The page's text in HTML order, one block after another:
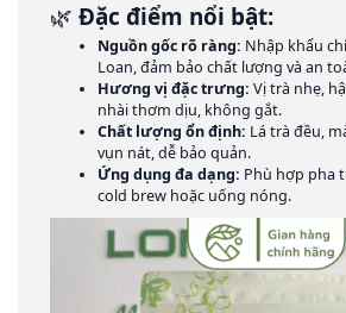
🌿 Đặc điểm nổi bật:
Nguồn gốc rõ ràng: Nhập khẩu
Loan, đảm bảo chất lượng và an
Hương vị đặc trưng: Vị trà nhẹ,
nhài thơm dịu, không gắt.
Chất lượng ổn định: Lá trà đều,
vụn nát, dễ bảo quản.
Ứng dụng đa dạng: Phù hợp pha
cold brew hoặc uống nóng.